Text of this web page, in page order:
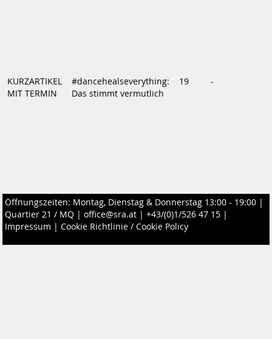
KURZARTIKEL
MIT TERMIN
#dancehealseverything:
Das stimmt vermutlich
19 -
Öffnungszeiten: Montag, Dienstag & Donnerstag 13:00 - 19:00 |
Quartier 21 / MQ | office@sra.at | +43/(0)1/526 47 15 |
Impressum | Cookie Richtlinie / Cookie Policy